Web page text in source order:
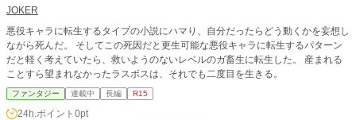
JOKER
悪役キャラに転生するタイプの小説にハマり、自分だったらどう動くかを妄想し
ながら死んだ。 そしてこの死因だと更生可能な悪役キャラに転生するパターン
だと軽く考えていたら、救いようのないレベルのガ畜生に転生した。 産まれる
ことすら望まれなかったラスボスは、それでも二度目を生きる。
ファンタジー 連載中 長編 R15
24h.ポイント 0pt